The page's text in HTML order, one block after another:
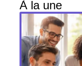
À la une